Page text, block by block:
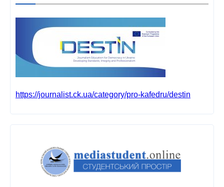
https://journalist.ck.ua/category/pro-kafedru/destin